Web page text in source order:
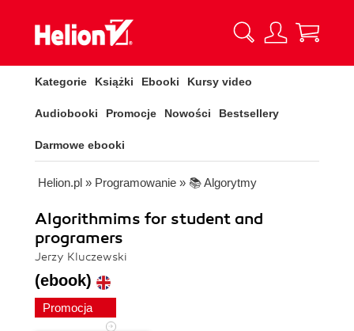
Kategorie Książki Ebooki Kursy video
Audiobooki Promocje Nowości Bestsellery
Darmowe ebooki
Helion.pl » Programowanie » 📚 Algorytmy
Algorithmims for student and
programers
Jerzy Kluczewski
(ebook)
Promocja